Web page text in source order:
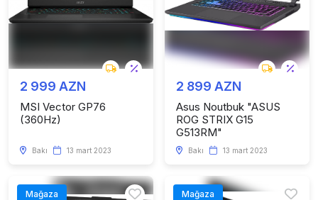
2 999 AZN
MSI Vector GP76
(360Hz)
Bakı 13 mart 2023
2 899 AZN
Asus Noutbuk "ASUS
ROG STRIX G15
G513RM"
Bakı 13 mart 2023
Mağaza Mağaza